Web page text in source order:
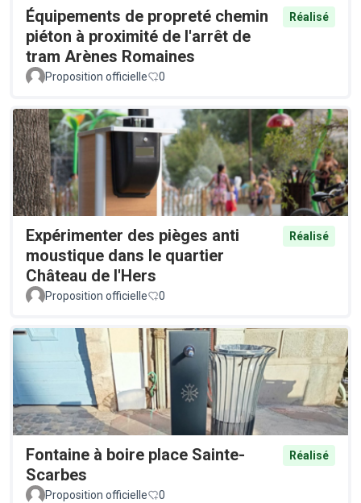
Équipements de propreté chemin
piéton à proximité de l'arrêt de
tram Arènes Romaines
Réalisé
Proposition officielle 0
Expérimenter des pièges anti
moustique dans le quartier
Château de l'Hers
Réalisé
Proposition officielle 0
Fontaine à boire place Sainte-
Scarbes
Réalisé
Proposition officielle 0